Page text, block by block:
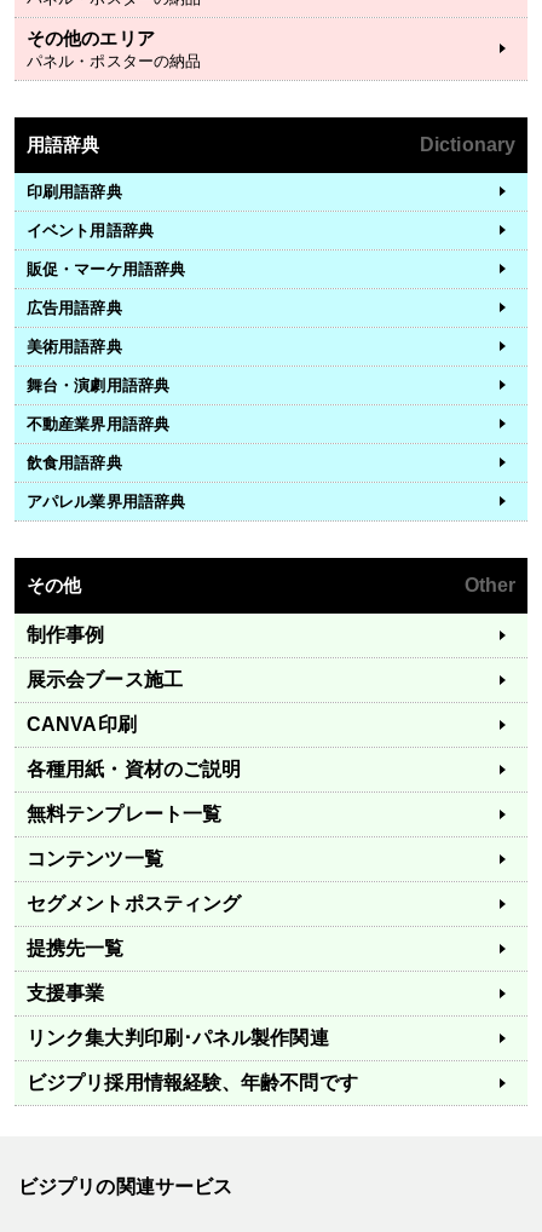
その他のエリア
パネル・ポスターの納品
用語辞典 Dictionary
印刷用語辞典
イベント用語辞典
販促・マーケ用語辞典
広告用語辞典
美術用語辞典
舞台・演劇用語辞典
不動産業界用語辞典
飲食用語辞典
アパレル業界用語辞典
その他 Other
制作事例
展示会ブース施工
CANVA印刷
各種用紙・資材のご説明
無料テンプレート一覧
コンテンツ一覧
セグメントポスティング
提携先一覧
支援事業
リンク集大判印刷･パネル製作関連
ビジプリ採用情報経験、年齢不問です
ビジプリの関連サービス